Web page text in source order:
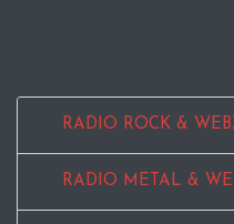
RADIO ROCK &
RADIO METAL &